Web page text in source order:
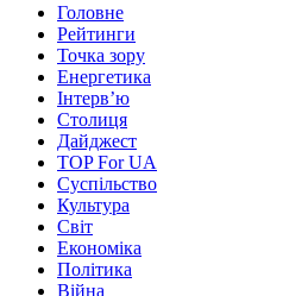
Головне
Рейтинги
Точка зору
Енергетика
Інтерв’ю
Столиця
Дайджест
TOP For UA
Суспiльство
Культура
Світ
Економіка
Політика
Війна